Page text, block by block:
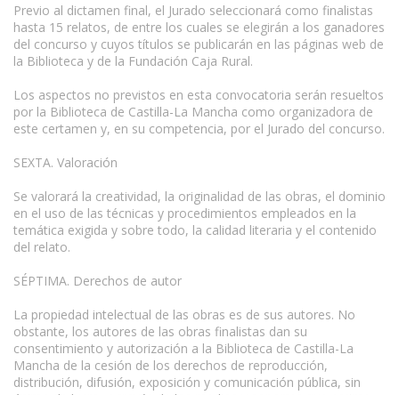
Previo al dictamen final, el Jurado seleccionará como finalistas
hasta 15 relatos, de entre los cuales se elegirán a los ganadores
del concurso y cuyos títulos se publicarán en las páginas web de
la Biblioteca y de la Fundación Caja Rural.
Los aspectos no previstos en esta convocatoria serán resueltos
por la Biblioteca de Castilla-La Mancha como organizadora de
este certamen y, en su competencia, por el Jurado del concurso.
SEXTA. Valoración
Se valorará la creatividad, la originalidad de las obras, el dominio
en el uso de las técnicas y procedimientos empleados en la
temática exigida y sobre todo, la calidad literaria y el contenido
del relato.
SÉPTIMA. Derechos de autor
La propiedad intelectual de las obras es de sus autores. No
obstante, los autores de las obras finalistas dan su
consentimiento y autorización a la Biblioteca de Castilla-La
Mancha de la cesión de los derechos de reproducción,
distribución, difusión, exposición y comunicación pública, sin